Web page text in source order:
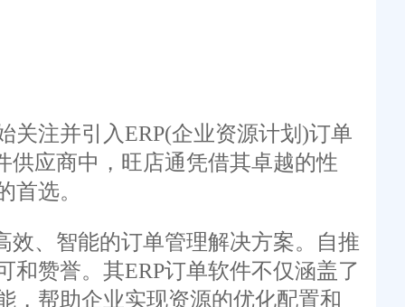
注并引入ERP(企业资源计划)订单
供应商中，旺店通凭借其卓越的性
选。
、智能的订单管理解决方案。自推
赞誉。其ERP订单软件不仅涵盖了
，帮助企业实现资源的优化配置和